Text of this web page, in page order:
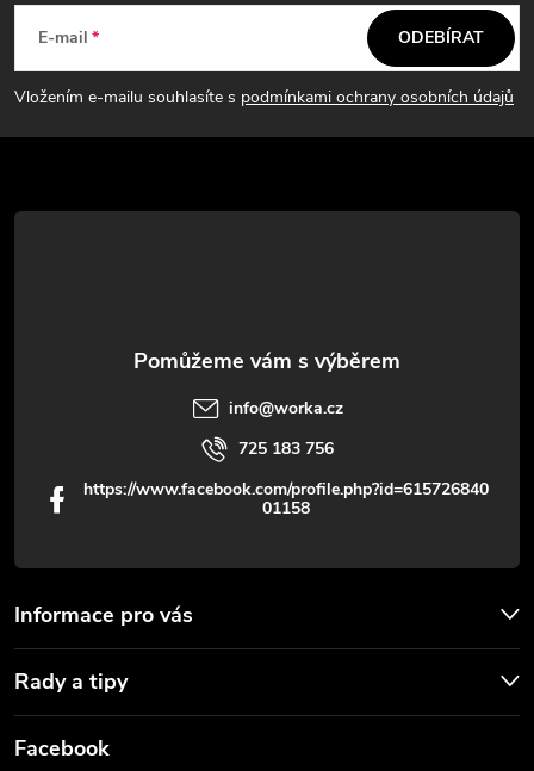
p
a
t
E-mail
Vložením e-mailu souhlasíte s podmínkami ochrany osobních údajů
ODEBÍRAT
Informace pro vás
Rady a tipy
info@worka.cz
725 183 756
https://www.facebook.com/profile.php?id=615726840
01158
Facebook